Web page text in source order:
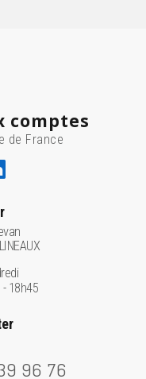
comptes
de France
18h45
96 76